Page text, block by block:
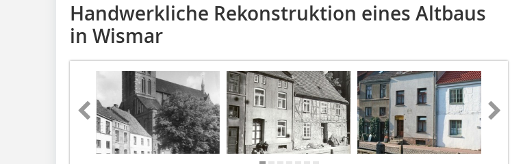
Handwerkliche Rekonstruktion eines Altbaus
in Wismar